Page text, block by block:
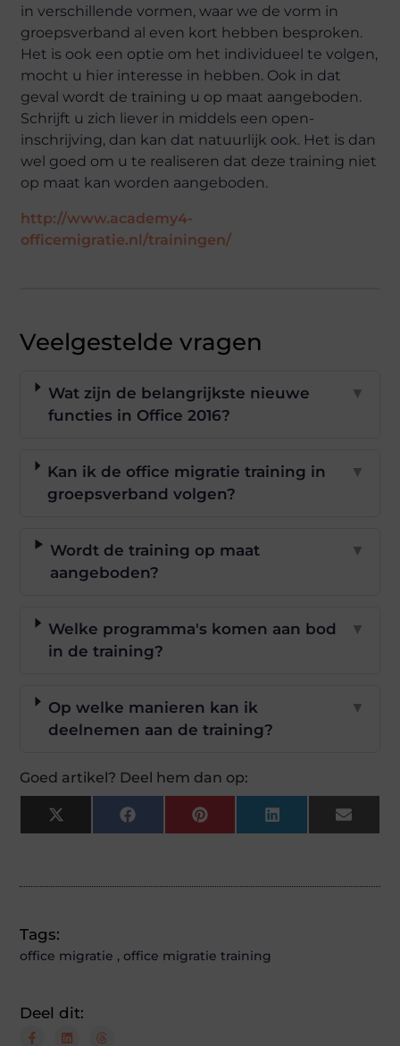
in verschillende vormen, waar we de vorm in
groepsverband al even kort hebben besproken.
Het is ook een optie om het individueel te volgen,
mocht u hier interesse in hebben. Ook in dat
geval wordt de training u op maat aangeboden.
Schrijft u zich liever in middels een open-
inschrijving, dan kan dat natuurlijk ook. Het is dan
wel goed om u te realiseren dat deze training niet
op maat kan worden aangeboden.
http://www.academy4-
officemigratie.nl/trainingen/
Veelgestelde vragen
Wat zijn de belangrijkste nieuwe
functies in Office 2016?
▼
Kan ik de office migratie training in
groepsverband volgen?
▼
Wordt de training op maat
aangeboden?
▼
Welke programma's komen aan bod
in de training?
▼
Op welke manieren kan ik
deelnemen aan de training?
▼
Goed artikel? Deel hem dan op:
X
(Twitter)
FacebookPinterestLinkedInEmail
Tags:
office migratie ,office migratie training
Deel dit: